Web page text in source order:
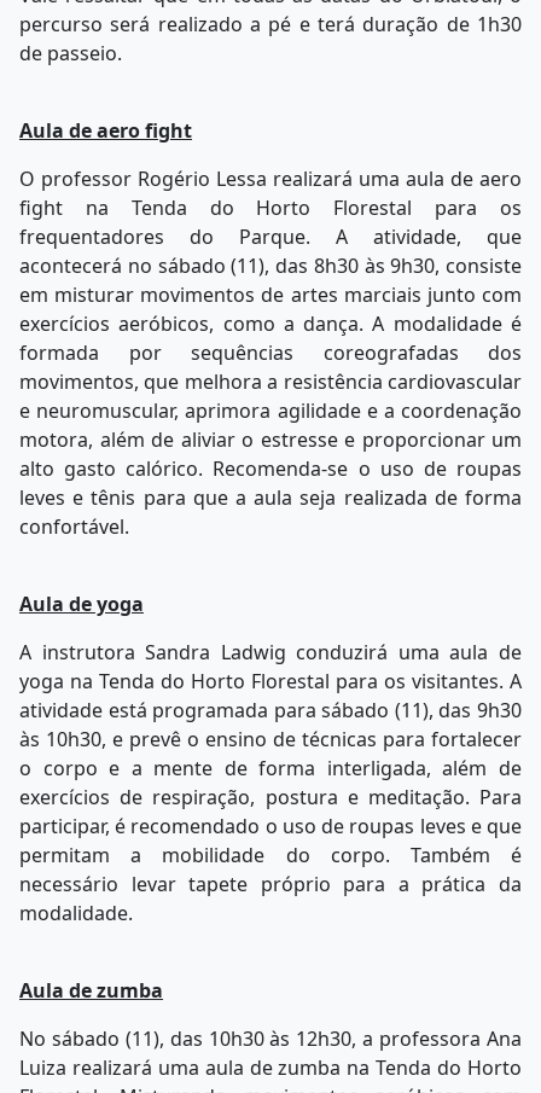
percurso será realizado a pé e terá duração de 1h30
de passeio.
Aula de aero fight
O professor Rogério Lessa realizará uma aula de aero
fight na Tenda do Horto Florestal para os
frequentadores do Parque. A atividade, que
acontecerá no sábado (11), das 8h30 às 9h30, consiste
em misturar movimentos de artes marciais junto com
exercícios aeróbicos, como a dança. A modalidade é
formada por sequências coreografadas dos
movimentos, que melhora a resistência cardiovascular
e neuromuscular, aprimora agilidade e a coordenação
motora, além de aliviar o estresse e proporcionar um
alto gasto calórico. Recomenda-se o uso de roupas
leves e tênis para que a aula seja realizada de forma
confortável.
Aula de yoga
A instrutora Sandra Ladwig conduzirá uma aula de
yoga na Tenda do Horto Florestal para os visitantes. A
atividade está programada para sábado (11), das 9h30
às 10h30, e prevê o ensino de técnicas para fortalecer
o corpo e a mente de forma interligada, além de
exercícios de respiração, postura e meditação. Para
participar, é recomendado o uso de roupas leves e que
permitam a mobilidade do corpo. Também é
necessário levar tapete próprio para a prática da
modalidade.
Aula de zumba
No sábado (11), das 10h30 às 12h30, a professora Ana
Luiza realizará uma aula de zumba na Tenda do Horto